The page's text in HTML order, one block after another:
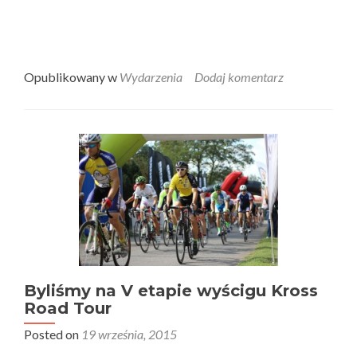
Opublikowany w Wydarzenia Dodaj komentarz
Byliśmy na V etapie wyścigu Kross
Road Tour
Posted on 19 września, 2015